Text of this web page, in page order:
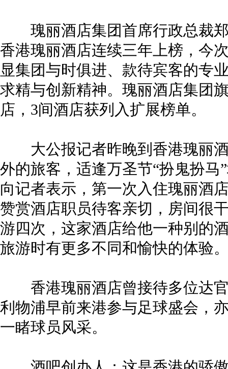
瑰丽酒店集团首席行政总裁郑
香港瑰丽酒店连续三年上榜，今
显集团与时俱进、款待宾客的专
求精与创新精神。瑰丽酒店集团
店，3间酒店获列入扩展榜单。
大公报记者昨晚到香港瑰丽酒
外的旅客，适逢万圣节“扮鬼扮马
向记者表示，第一次入住瑰丽酒
赞赏酒店职员待客亲切，房间很
游四次，这家酒店给他一种别的
旅游时有更多不同和愉快的体验
香港瑰丽酒店曾接待多位达官
利物浦早前来港参与足球盛会，
一睹球员风采。